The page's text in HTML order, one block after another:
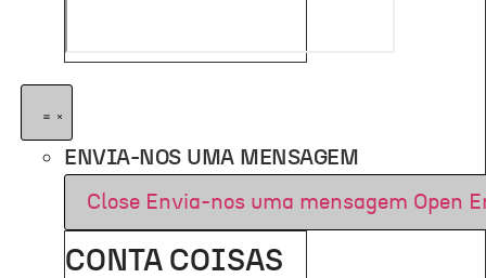
ENVIA-NOS UMA MENSAGEM
Close Envia-nos uma mensagem Open
CONTA COISAS